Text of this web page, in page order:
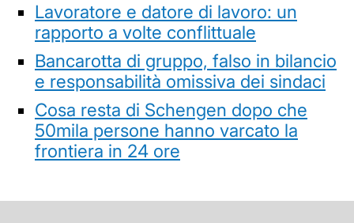
Lavoratore e datore di lavoro: un
rapporto a volte conflittuale
Bancarotta di gruppo, falso in bilancio
e responsabilità omissiva dei sindaci
Cosa resta di Schengen dopo che
50mila persone hanno varcato la
frontiera in 24 ore